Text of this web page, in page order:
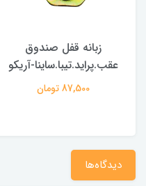
زبانه قفل صندوق
عقب.پراید.تیبا.ساینا-آریکو
87,500 تومان
دیدگاه‌ها